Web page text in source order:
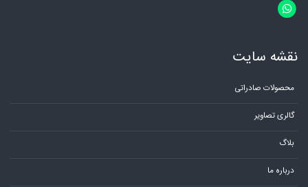
نقشه سایت
محصولات صادراتی
گالری تصاویر
بلاگ
درباره ما